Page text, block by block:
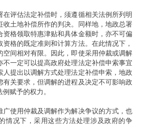
评估法定补偿时，须遵循相关法例所列明
收土地补偿所作的判决。同样地，地政总署
资格领取特惠津贴和具体金额时，亦不可偏
格的既定准则和计算方法。在此情况下，
空间相对有限。因此，即使采用仲裁或调解
不一定可以提高政府处理法定补偿申索事宜
人提出以调解方式处理法定补偿申索，地政
有关要求，但调解的进程及决定不可影响政
赋予的权力。
广使用仲裁及调解作为解决争议的方式，也
情况下，采用这些方法处理涉及政府的争